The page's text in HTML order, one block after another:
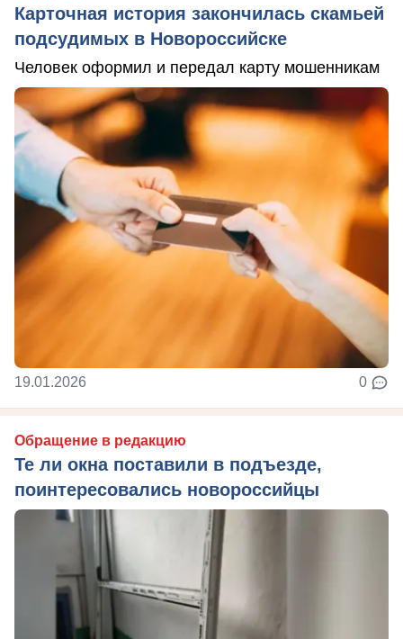
Карточная история закончилась скамьей
подсудимых в Новороссийске
Человек оформил и передал карту мошенникам
19.01.2026 0
Обращение в редакцию
Те ли окна поставили в подъезде,
поинтересовались новороссийцы